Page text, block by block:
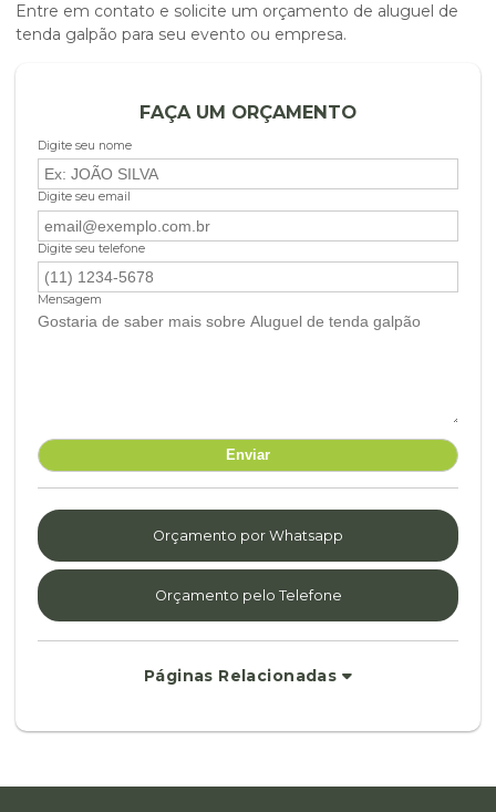
Entre em contato e solicite um orçamento de aluguel de
tenda galpão para seu evento ou empresa.
FAÇA UM ORÇAMENTO
Digite seu nome
Digite seu email
Digite seu telefone
Mensagem
Orçamento por Whatsapp
Orçamento pelo Telefone
Páginas Relacionadas